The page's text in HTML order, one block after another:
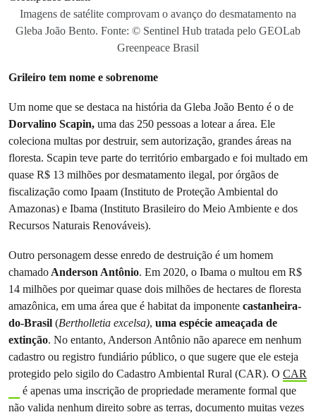
Imagens de satélite comprovam o avanço do desmatamento na
Gleba João Bento. Fonte: © Sentinel Hub tratada pelo GEOLab
Greenpeace Brasil
Grileiro tem nome e sobrenome
Um nome que se destaca na história da Gleba João Bento é o de
Dorvalino Scapin, uma das 250 pessoas a lotear a área. Ele
coleciona multas por destruir, sem autorização, grandes áreas na
floresta. Scapin teve parte do território embargado e foi multado em
quase R$ 13 milhões por desmatamento ilegal, por órgãos de
fiscalização como Ipaam (Instituto de Proteção Ambiental do
Amazonas) e Ibama (Instituto Brasileiro do Meio Ambiente e dos
Recursos Naturais Renováveis).
Outro personagem desse enredo de destruição é um homem
chamadoAnderson Antônio. Em 2020, o Ibama o multou em R$
14 milhões por queimar quase dois milhões de hectares de floresta
amazônica, em uma área que é habitat da imponente castanheira-
do-Brasil (Bertholletia excelsa), uma espécie ameaçada de
extinção. No entanto, Anderson Antônio não aparece em nenhum
cadastro ou registro fundiário público, o que sugere que ele esteja
protegido pelo sigilo do Cadastro Ambiental Rural (CAR). O CAR
é apenas uma inscrição de propriedade meramente formal que
não valida nenhum direito sobre as terras, documento muitas vezes